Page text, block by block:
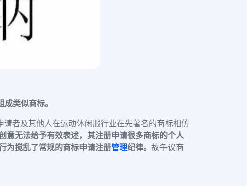
类似商标。
者及其他人在运动休闲服行业在先著名的商标相仿
意无法给予有效表述，其注册申请很多商标的个人
为搅乱了常规的商标申请注册管理纪律。 故争议商